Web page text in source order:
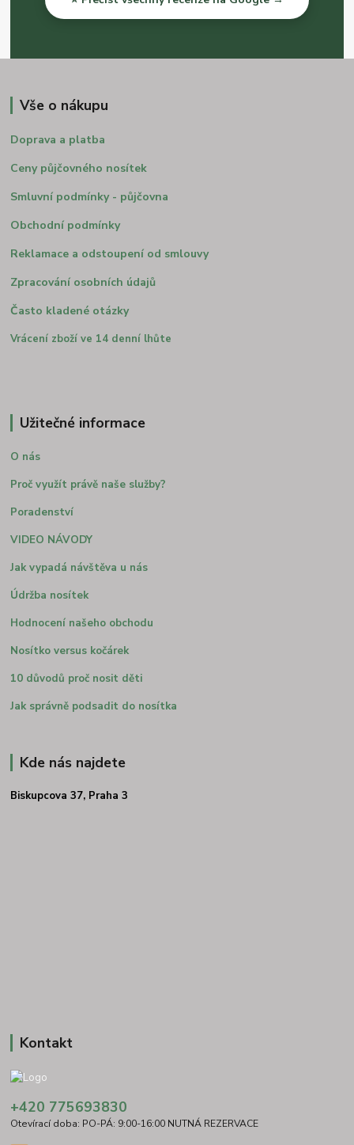
Vše o nákupu
Doprava a platba
Ceny půjčovného nosítek
Smluvní podmínky - půjčovna
Obchodní podmínky
Reklamace a odstoupení od smlouvy
Zpracování osobních údajů
Často kladené otázky
Vrácení zboží ve 14 denní lhůte
Užitečné informace
O nás
Proč využít právě naše služby?
Poradenství
VIDEO NÁVODY
Jak vypadá návštěva u nás
Údržba nosítek
Hodnocení našeho obchodu
Nosítko versus kočárek
10 důvodů proč nosit děti
Jak správně podsadit do nosítka
Kde nás najdete
Biskupcova 37, Praha 3
Kontakt
+420 775693830
Otevírací doba: PO-PÁ: 9:00-16:00 NUTNÁ REZERVACE